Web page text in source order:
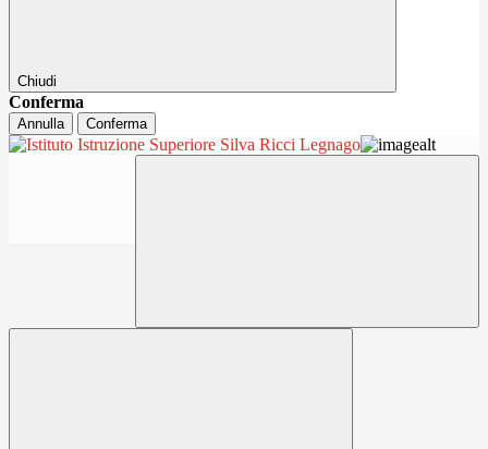
Chiudi
Conferma
Annulla Conferma